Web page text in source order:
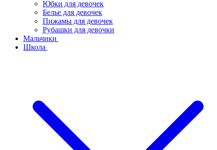
Юбки для девочек
Белье для девочек
Пижамы для девочек
Рубашки для девочки
Мальчики
Школа